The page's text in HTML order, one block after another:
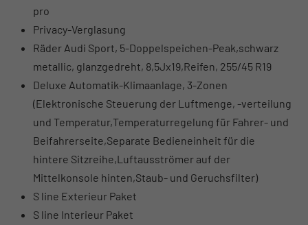
pro
Privacy-Verglasung
Räder Audi Sport, 5-Doppelspeichen-Peak,schwarz
metallic, glanzgedreht, 8,5Jx19,Reifen, 255/45 R19
Deluxe Automatik-Klimaanlage, 3-Zonen
(Elektronische Steuerung der Luftmenge, -verteilung
und Temperatur,Temperaturregelung für Fahrer- und
Beifahrerseite,Separate Bedieneinheit für die
hintere Sitzreihe,Luftausströmer auf der
Mittelkonsole hinten,Staub- und Geruchsfilter)
S line Exterieur Paket
S line Interieur Paket